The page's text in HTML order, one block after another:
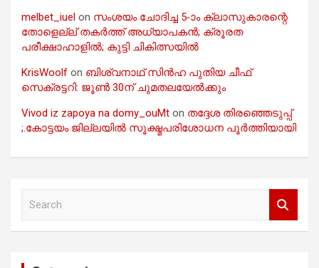
melbet_iuel on സംശയം ചോദിച്ച 5-ാം ക്ലാസുകാരന്റെ
തോളെല്ല് തകർത്ത് അധ്യാപകൻ; ക്രൂരത
പരീക്ഷാഹാളിൽ; കുട്ടി ചികിത്സയിൽ
KrisWoolf on ബിശ്വനാഥ് സിൻഹ പുതിയ ചീഫ്
സെക്രട്ടറി: ജൂൺ 30ന് ചുമതലയേൽക്കും
Vivod iz zapoya na domy_ouMt on തദ്ദേശ തിരഞ്ഞെടുപ്പ്
;.കോട്ടയം ജില്ലയിൽ സൂക്ഷ്മപരിശോധന പൂർത്തിയായി